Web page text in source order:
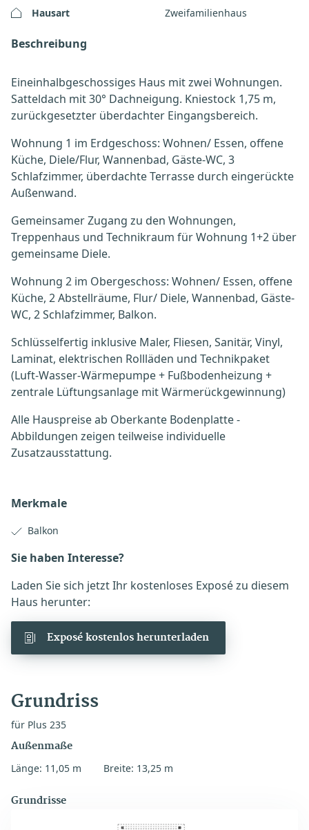
Hausart
Zweifamilienhaus
Beschreibung
Eineinhalbgeschossiges Haus mit zwei Wohnungen.
Satteldach mit 30° Dachneigung. Kniestock 1,75 m,
zurückgesetzter überdachter Eingangsbereich.
Wohnung 1 im Erdgeschoss: Wohnen/ Essen, offene
Küche, Diele/Flur, Wannenbad, Gäste-WC, 3
Schlafzimmer, überdachte Terrasse durch eingerückte
Außenwand.
Gemeinsamer Zugang zu den Wohnungen,
Treppenhaus und Technikraum für Wohnung 1+2 über
gemeinsame Diele.
Wohnung 2 im Obergeschoss: Wohnen/ Essen, offene
Küche, 2 Abstellräume, Flur/ Diele, Wannenbad, Gäste-
WC, 2 Schlafzimmer, Balkon.
Schlüsselfertig inklusive Maler, Fliesen, Sanitär, Vinyl,
Laminat, elektrischen Rollläden und Technikpaket
(Luft-Wasser-Wärmepumpe + Fußbodenheizung +
zentrale Lüftungsanlage mit Wärmerückgewinnung)
Alle Hauspreise ab Oberkante Bodenplatte -
Abbildungen zeigen teilweise individuelle
Zusatzausstattung.
Merkmale
Balkon
Sie haben Interesse?
Laden Sie sich jetzt Ihr kostenloses Exposé zu diesem
Haus herunter:
Exposé kostenlos herunterladen
Grundriss
für Plus 235
Außenmaße
Länge: 11,05 m Breite: 13,25 m
Grundrisse